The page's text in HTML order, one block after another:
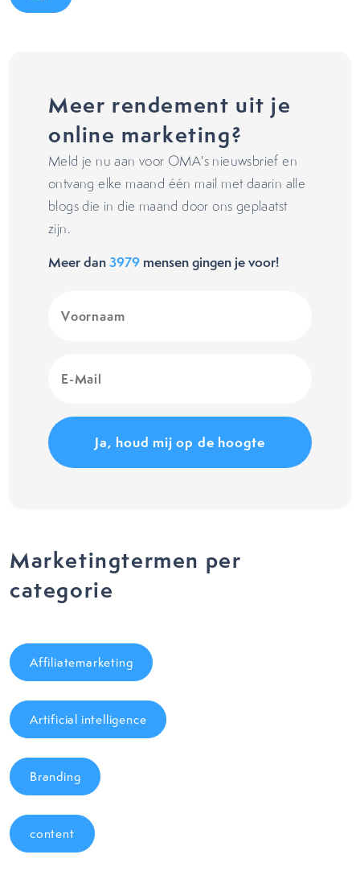
Meer rendement uit je
online marketing?
Meld je nu aan voor OMA's nieuwsbrief en
ontvang elke maand één mail met daarin alle
blogs die in die maand door ons geplaatst
zijn.
Meer dan3979 mensen gingen je voor!
(Vereist)
Mail
Marketingtermen per
categorie
Affiliatemarketing
Artificial intelligence
Branding
content